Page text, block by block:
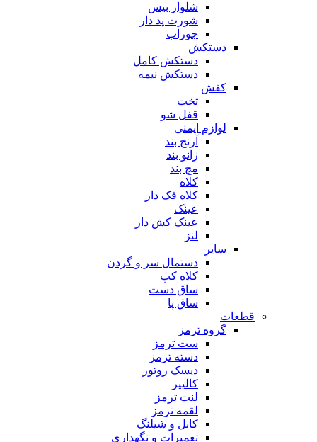
شلوار بیس
شورت پد دار
جوراب
دستکش
دستکش کامل
دستکش نیمه
کفش
تخت
قفل شو
لوازم ایمنی
آرنج بند
زانو بند
مچ بند
کلاه
کلاه فک دار
عینک
عینک کش دار
لنز
سایر
دستمال سر و گردن
کلاه کپ
ساق دست
ساق پا
قطعات
گروه ترمز
ست ترمز
دسته ترمز
دیسک روتور
کالیپر
لنت ترمز
لقمه ترمز
کابل و شیلنگ
تعمیرات و نگهداری